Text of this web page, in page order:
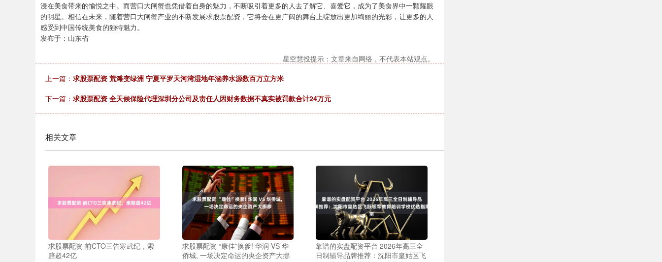
浸在美食带来的愉悦之中。而营口大闸蟹也凭借着自身的魅力，不断吸引着更多的人去了解它、喜爱它，成为了美食界中一颗耀眼
的明星。相信在未来，随着营口大闸蟹产业的不断发展求股票配资，它将会在更广阔的舞台上绽放出更加绚丽的光彩，让更多的人
感受到中国传统美食的独特魅力。
发布于：山东省
星空慧投提示：文章来自网络，不代表本站观点。
上一篇： 求股票配资 荒滩变绿洲 宁夏平罗天河湾湿地年涵养水源数百万立方米
下一篇： 求股票配资 全天候保险代理深圳分公司及责任人因财务数据不真实被罚款合计24万元
相关文章
求股票配资 前CTO三告寒武纪，索
赔超42亿
求股票配资 “康佳”换爹! 华润 VS 华
侨城, 一场决定命运的央企资产大挪
靠谱的实盘配资平台 2026年高三全
日制辅导品牌推荐：沈阳市皇姑区飞